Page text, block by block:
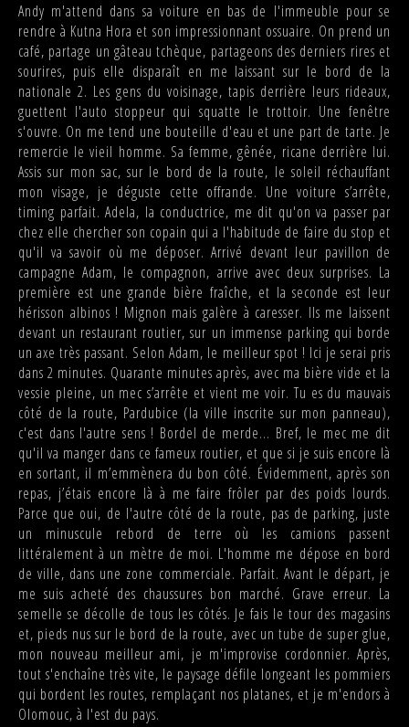
Andy m'attend dans sa voiture en bas de l'immeuble pour se
rendre à Kutna Hora et son impressionnant ossuaire. On prend un
café, partage un gâteau tchèque, partageons des derniers rires et
sourires, puis elle disparaît en me laissant sur le bord de la
nationale 2. Les gens du voisinage, tapis derrière leurs rideaux,
guettent l'auto stoppeur qui squatte le trottoir. Une fenêtre
s'ouvre. On me tend une bouteille d'eau et une part de tarte. Je
remercie le vieil homme. Sa femme, gênée, ricane derrière lui.
Assis sur mon sac, sur le bord de la route, le soleil réchauffant
mon visage, je déguste cette offrande. Une voiture s’arrête,
timing parfait. Adela, la conductrice, me dit qu'on va passer par
chez elle chercher son copain qui a l'habitude de faire du stop et
qu'il va savoir où me déposer. Arrivé devant leur pavillon de
campagne Adam, le compagnon, arrive avec deux surprises. La
première est une grande bière fraîche, et la seconde est leur
hérisson albinos ! Mignon mais galère à caresser. Ils me laissent
devant un restaurant routier, sur un immense parking qui borde
un axe très passant. Selon Adam, le meilleur spot ! Ici je serai pris
dans 2 minutes. Quarante minutes après, avec ma bière vide et la
vessie pleine, un mec s’arrête et vient me voir. Tu es du mauvais
côté de la route, Pardubice (la ville inscrite sur mon panneau),
c'est dans l'autre sens ! Bordel de merde... Bref, le mec me dit
qu'il va manger dans ce fameux routier, et que si je suis encore là
en sortant, il m’emmènera du bon côté. Évidemment, après son
repas, j’étais encore là à me faire frôler par des poids lourds.
Parce que oui, de l'autre côté de la route, pas de parking, juste
un minuscule rebord de terre où les camions passent
littéralement à un mètre de moi. L'homme me dépose en bord
de ville, dans une zone commerciale. Parfait. Avant le départ, je
me suis acheté des chaussures bon marché. Grave erreur. La
semelle se décolle de tous les côtés. Je fais le tour des magasins
et, pieds nus sur le bord de la route, avec un tube de super glue,
mon nouveau meilleur ami, je m'improvise cordonnier. Après,
tout s'enchaîne très vite, le paysage défile longeant les pommiers
qui bordent les routes, remplaçant nos platanes, et je m'endors à
Olomouc, à l'est du pays.